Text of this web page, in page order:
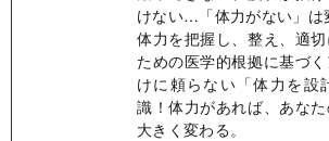
けない…「体力がない」は
体力を把握し、整え、適
ための医学的根拠に基づ
けに頼らない「体力を設
識！体力があれば、あな
大きく変わる。